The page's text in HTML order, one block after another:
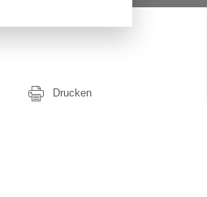
Drucken